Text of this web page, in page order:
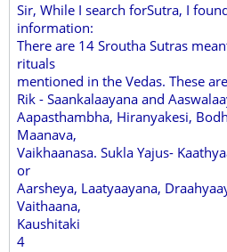
Sir, While I search forSutra, I
information:
There are 14 Sroutha Sutras
rituals
mentioned in the Vedas. These
Rik - Saankalaayana and
Aapasthambha, Hiranyakesi,
Maanava,
Vaikhaanasa. Sukla Yajus-
or
Aarsheya, Laatyaayana,
Vaithaana,
Kaushitaki
4